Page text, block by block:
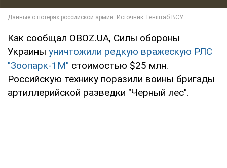
Как сообщал OBOZ.UA, Силы обороны
Украины уничтожили редкую вражескую РЛС
"Зоопарк-1М" стоимостью $25 млн.
Российскую технику поразили воины бригады
артиллерийской разведки "Черный лес".